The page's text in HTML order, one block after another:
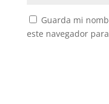
Guarda mi
este navegador